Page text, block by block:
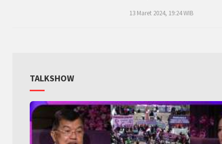
13 Maret 2024, 19:24 WIB
TALKSHOW